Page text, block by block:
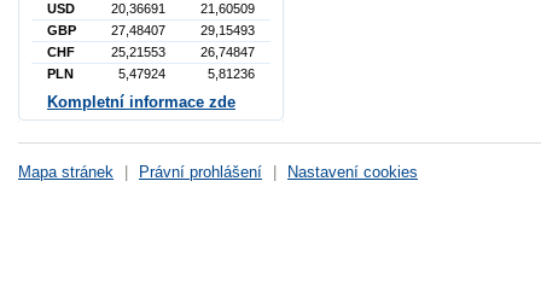
USD
20,36691
21,60509
GBP
27,48407
29,15493
CHF
25,21553
26,74847
PLN
5,47924 5,81236
Kompletní informace zde
Mapa stránek Právní prohlášení Nastavení cookies